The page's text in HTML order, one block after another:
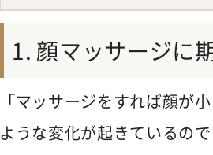
顔マッサージに
「マッサージをすれば顔が
ような変化が起きているので